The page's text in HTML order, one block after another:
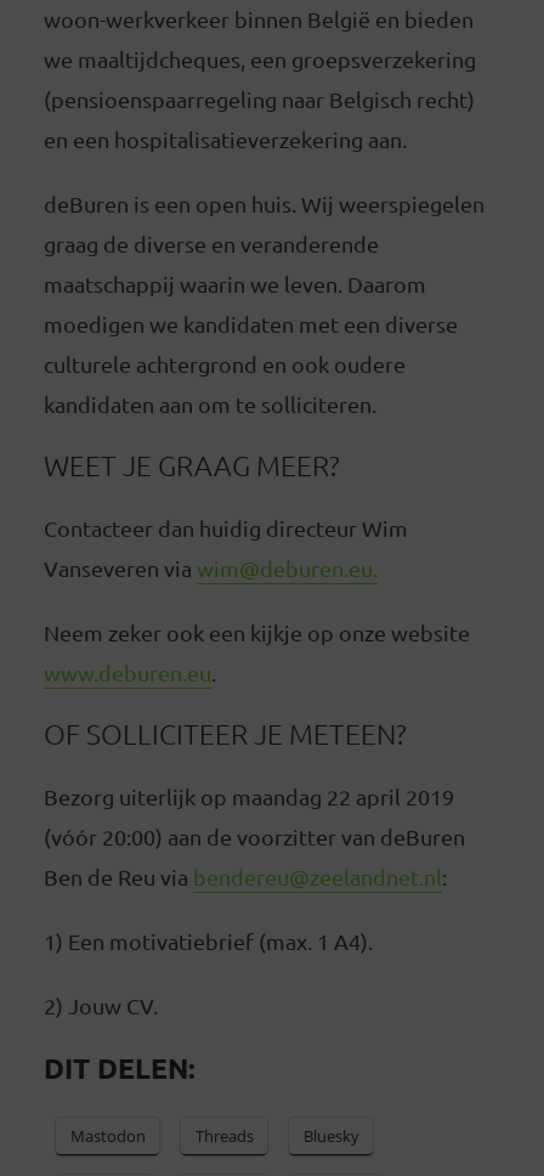
woon-werkverkeer binnen België en bieden
we maaltijdcheques, een groepsverzekering
(pensioenspaarregeling naar Belgisch recht)
en een hospitalisatieverzekering aan.
deBuren is een open huis. Wij weerspiegelen
graag de diverse en veranderende
maatschappij waarin we leven. Daarom
moedigen we kandidaten met een diverse
culturele achtergrond en ook oudere
kandidaten aan om te solliciteren.
WEET JE GRAAG MEER?
Contacteer dan huidig directeur Wim
Vanseveren via wim@deburen.eu.
Neem zeker ook een kijkje op onze website
www.deburen.eu
OF SOLLICITEER JE METEEN?
Bezorg uiterlijk op maandag 22 april 2019
(vóór 20:00) aan de voorzitter van deBuren
Ben de Reu via bendereu@zeelandnet.nl:
1) Een motivatiebrief (max. 1 A4).
2) Jouw CV.
DIT DELEN:
Mastodon Threads Bluesky